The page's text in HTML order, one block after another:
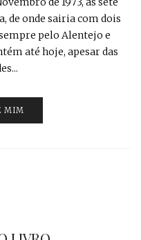
de onde sairia com dois
pelo Alentejo e
até hoje, apesar das
MIM